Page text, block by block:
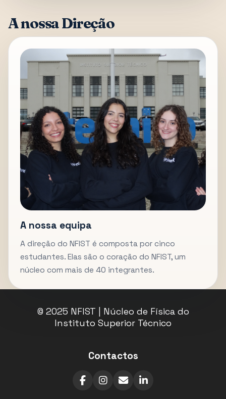
A nossa Direção
A nossa equipa
A direção do NFIST é composta por cinco
estudantes. Elas são o coração do NFIST, um
núcleo com mais de 40 integrantes.
© 2025 NFIST | Núcleo de Física do
Instituto Superior Técnico
Contactos